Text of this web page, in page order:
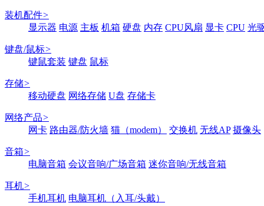
装机配件>
显示器 电源 主板 机箱 硬盘 内存 CPU风扇 显卡 CPU 光
键盘/鼠标>
键鼠套装 键盘 鼠标
存储>
移动硬盘 网络存储 U盘 存储卡
网络产品>
网卡 路由器/防火墙 猫（modem） 交换机 无线AP 摄像头
音箱>
电脑音箱 会议音响/广场音箱 迷你音响/无线音箱
耳机>
手机耳机 电脑耳机（入耳/头戴）